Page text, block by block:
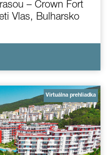
– Crown Fort
Vlas, Bulharsko
Virtuálna prehliadka